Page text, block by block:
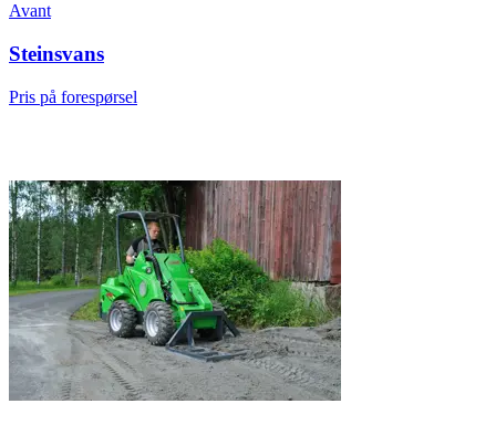
Avant
Steinsvans
Pris på forespørsel